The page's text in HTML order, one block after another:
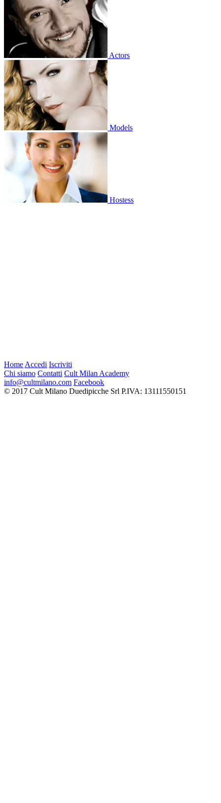
Actors
Models
Hostess
Home Accedi Iscriviti
Chi siamo Contatti Cult Milan Academy
info@cultmilano.com Facebook
© 2017 Cult Milano Duedipicche Srl P.IVA: 13111550151